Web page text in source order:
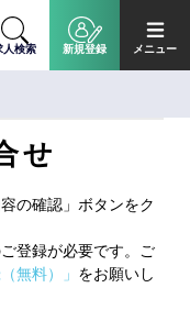
人検索 新規登録 メニュー
せ
の確認」ボタンをク
登録が必要です。ご
無料）」 をお願いし